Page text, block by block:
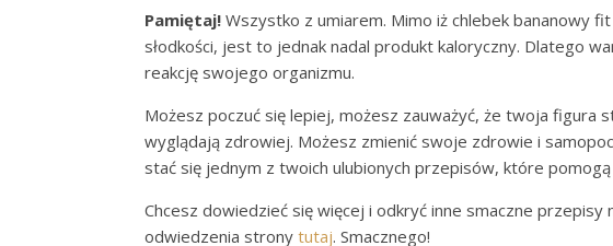
Pamiętaj! Wszystko z umiarem. Mimo iż chlebek bananowy
słodkości, jest to jednak nadal produkt kaloryczny. Dlatego
reakcję swojego organizmu.
Możesz poczuć się lepiej, możesz zauważyć, że twoja figura
wyglądają zdrowiej. Możesz zmienić swoje zdrowie i
stać się jednym z twoich ulubionych przepisów, które pomogą
Chcesz dowiedzieć się więcej i odkryć inne smaczne przepisy
odwiedzenia strony tutaj. Smacznego!